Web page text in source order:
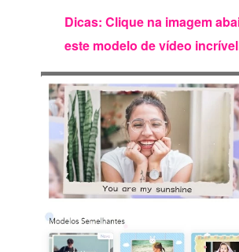
Dicas: Clique na imagem
este modelo de vídeo